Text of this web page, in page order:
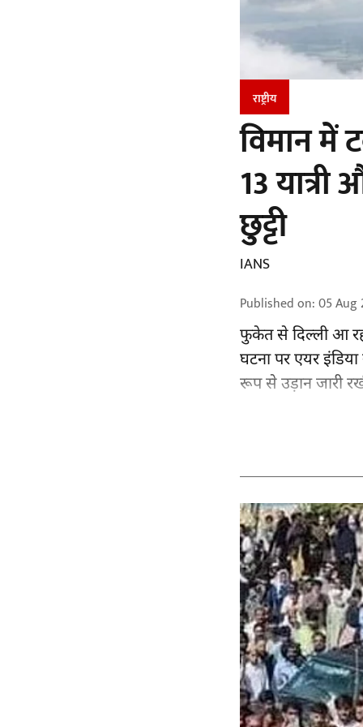
राष्ट्रीय
विमान में
13
छुट्टी
IANS
Published on:05 Aug
फुकेत सेदिल्लीआ
घटना पर एयर
रूप से उड़ान जारी